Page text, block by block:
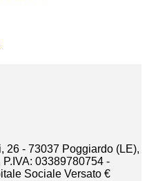
26 - 73037 Poggiardo (LE),
03389780754 -
Sociale Versato €